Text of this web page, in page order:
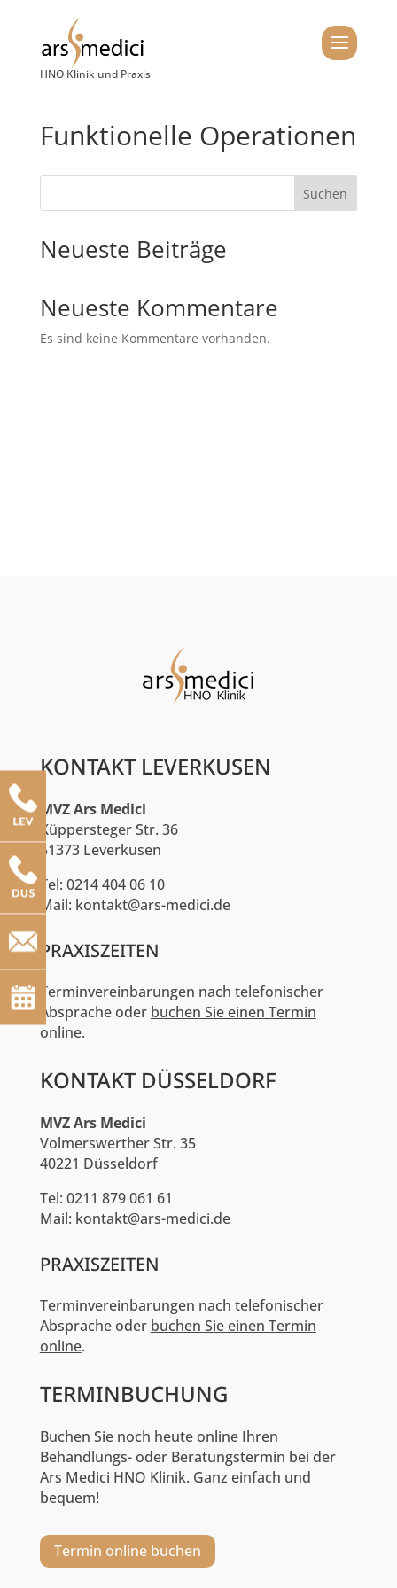
HNO Klinik und Praxis
Funktionelle Operationen
Suchen
Neueste Beiträge
Neueste Kommentare
Es sind keine Kommentare vorhanden.
KONTAKT LEVERKUSEN
MVZ Ars Medici
Küppersteger Str. 36
51373 Leverkusen
Tel: 0214 404 06 10
Mail: kontakt@ars-medici.de
PRAXISZEITEN
Terminvereinbarungen nach telefonischer
Absprache oder buchen Sie einen Termin
online.
KONTAKT DÜSSELDORF
MVZ Ars Medici
Volmerswerther Str. 35
40221 Düsseldorf
Tel: 0211 879 061 61
Mail: kontakt@ars-medici.de
PRAXISZEITEN
Terminvereinbarungen nach telefonischer
Absprache oder buchen Sie einen Termin
online.
TERMINBUCHUNG
Buchen Sie noch heute online Ihren
Behandlungs- oder Beratungstermin bei der
Ars Medici HNO Klinik. Ganz einfach und
bequem!
Termin online buchen